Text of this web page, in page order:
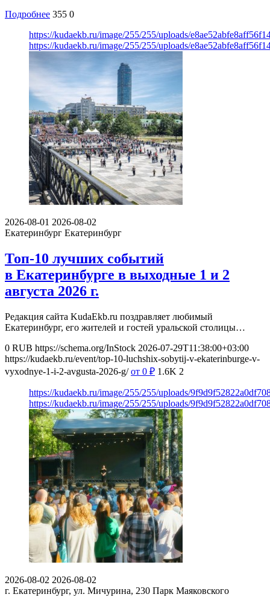
Подробнее 355 0
https://kudaekb.ru/image/255/255/uploads/
https://kudaekb.ru/image/255/255/uploads/
2026-08-01 2026-08-02
Екатеринбург Екатеринбург
Топ-10 лучших событий
в Екатеринбурге в выходные 1 и 2
августа 2026 г.
Редакция сайта KudaEkb.ru поздравляет любимый
Екатеринбург, его жителей и гостей уральской столицы…
0 RUB https://schema.org/InStock 2026-07-29T11:38:00+03:00
https://kudaekb.ru/event/top-10-luchshix-sobytij-v-ekaterinburge-v-
vyxodnye-1-i-2-avgusta-2026-g/ от 0 ₽ 1.6K 2
https://kudaekb.ru/image/255/255/uploads/
https://kudaekb.ru/image/255/255/uploads/
2026-08-02 2026-08-02
г. Екатеринбург, ул. Мичурина, 230 Парк Маяковского